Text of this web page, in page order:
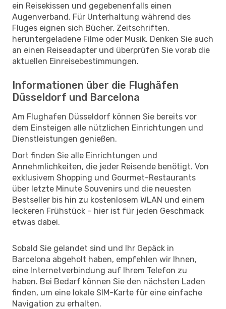
ein Reisekissen und gegebenenfalls einen
Augenverband. Für Unterhaltung während des
Fluges eignen sich Bücher, Zeitschriften,
heruntergeladene Filme oder Musik. Denken Sie auch
an einen Reiseadapter und überprüfen Sie vorab die
aktuellen Einreisebestimmungen.
Informationen über die Flughäfen
Düsseldorf und Barcelona
Am Flughafen Düsseldorf können Sie bereits vor
dem Einsteigen alle nützlichen Einrichtungen und
Dienstleistungen genießen.
Dort finden Sie alle Einrichtungen und
Annehmlichkeiten, die jeder Reisende benötigt. Von
exklusivem Shopping und Gourmet-Restaurants
über letzte Minute Souvenirs und die neuesten
Bestseller bis hin zu kostenlosem WLAN und einem
leckeren Frühstück – hier ist für jeden Geschmack
etwas dabei.
Sobald Sie gelandet sind und Ihr Gepäck in
Barcelona abgeholt haben, empfehlen wir Ihnen,
eine Internetverbindung auf Ihrem Telefon zu
haben. Bei Bedarf können Sie den nächsten Laden
finden, um eine lokale SIM-Karte für eine einfache
Navigation zu erhalten.